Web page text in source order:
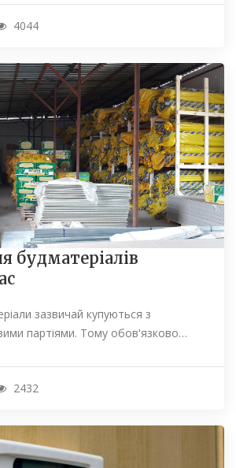
4044
будматеріалів
зазвичай купуються з
партіями. Тому обов'язково…
2432